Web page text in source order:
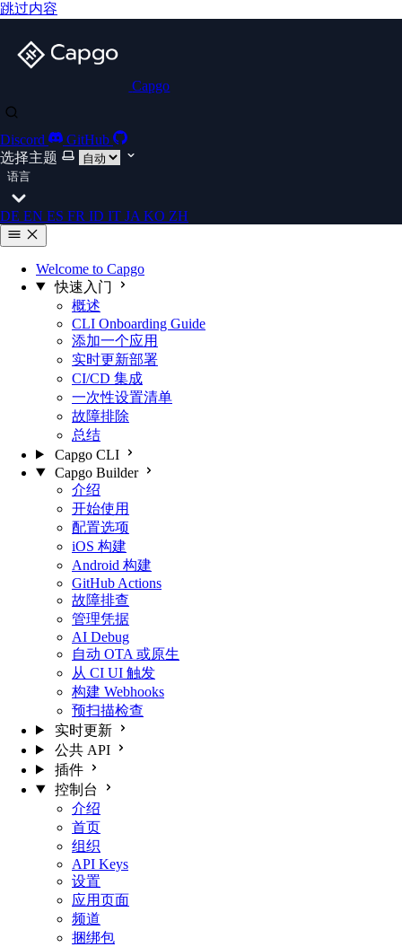
跳过内容
Capgo
Discord
GitHub
选择主题
语言
DE EN ES FR ID IT JA KO ZH
Welcome to Capgo
快速入门
概述
CLI Onboarding Guide
添加一个应用
实时更新部署
CI/CD 集成
一次性设置清单
故障排除
总结
Capgo CLI
Capgo Builder
介绍
开始使用
配置选项
iOS 构建
Android 构建
GitHub Actions
故障排查
管理凭据
AI Debug
自动 OTA 或原生
从 CI UI 触发
构建 Webhooks
预扫描检查
实时更新
公共 API
插件
控制台
介绍
首页
组织
API Keys
设置
应用页面
频道
捆绑包